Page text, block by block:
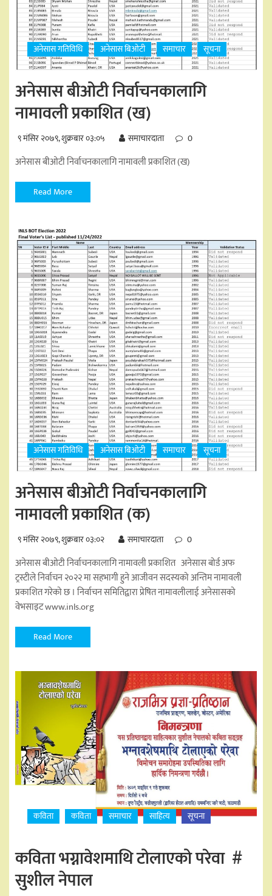
अनेसास गतिविधि अनेसास बिओटी समाचार सूचना
अनेसास बीओटी निर्वाचनकालागि
नामावली प्रकाशित (ख)
९ मंसिर २०७९, शुक्रबार ०३:०५ समाचारदाता 0
अनेसास बीओटी निर्वाचनकालागि नामावली प्रकाशित (ख)
Read More
अनेसास गतिविधि अनेसास बिओटी समाचार सूचना
अनेसास बीओटी निर्वाचनकालागि
नामावली प्रकाशित (क)
९ मंसिर २०७९, शुक्रबार ०३:०२ समाचारदाता 0
अनेसास बीओटी निर्वाचनकालागि नामावली प्रकाशित अनेसास बोर्ड अफ
ट्रस्टीले निर्वाचन २०२२ मा सहभागी हुने आजीवन सदस्यको अन्तिम नामावली
प्रकाशित गरेको छ । निर्वाचन समितिद्वारा प्रेषित नामावलीलाई अनेसासको
वेभसाइट www.inls.org
Read More
कविता कविता समाचार साहित्य सूचना
कविता भग्नावेशमाथि टोलाएको परेवा #
सुशील नेपाल